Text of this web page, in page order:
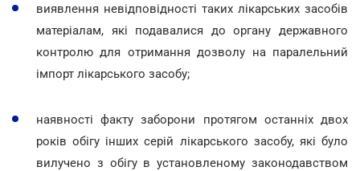
виявлення невідповідності таких лікарських засобів
матеріалам, які подавалися до органу державного
контролю для отримання дозволу на паралельний
імпорт лікарського засобу;
наявності факту заборони протягом останніх двох
років обігу інших серій лікарського засобу, які було
вилучено з обігу в установленому законодавством